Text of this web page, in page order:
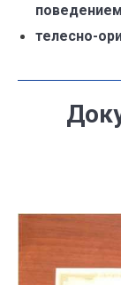
телесно-